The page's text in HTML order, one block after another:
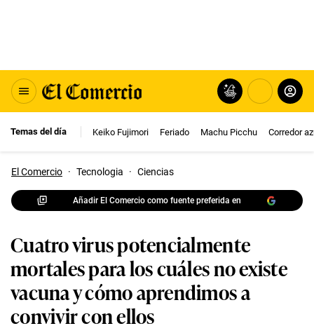
Temas del día Keiko Fujimori Feriado Machu Picchu Corredor
El Comercio · Tecnologia · Ciencias
Añadir El Comercio como fuente preferida en
Cuatro virus potencialmente
mortales para los cuáles no existe
vacuna y cómo aprendimos a
convivir con ellos